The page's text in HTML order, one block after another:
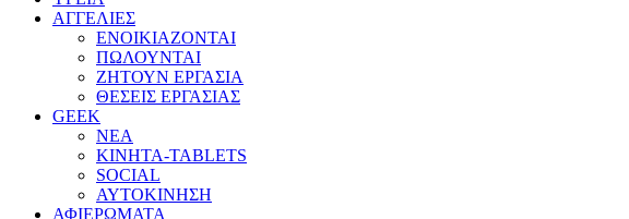
ΑΓΓΕΛΙΕΣ
ΕΝΟΙΚΙΑΖΟΝΤΑΙ
ΠΩΛΟΥΝΤΑΙ
ΖΗΤΟΥΝ ΕΡΓΑΣΙΑ
ΘΕΣΕΙΣ ΕΡΓΑΣΙΑΣ
GEEK
ΝΕΑ
ΚΙΝΗΤΑ-TABLETS
SOCIAL
ΑΥΤΟΚΙΝΗΣΗ
ΑΦΙΕΡΩΜΑΤΑ